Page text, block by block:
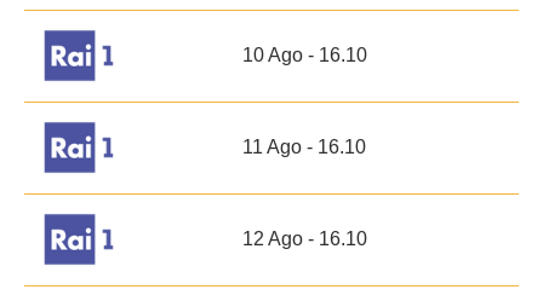
10 Ago - 16.10
11 Ago - 16.10
12 Ago - 16.10